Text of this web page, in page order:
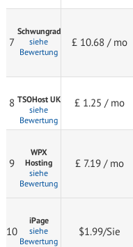
7
Schwungrad
siehe
Bewertung
£ 10.68 / mo
8 TSOHost UK
siehe
Bewertung
£ 1.25 / mo
9
WPX
Hosting
siehe
Bewertung
£ 7.19 / mo
10
iPage
siehe
Bewertung
$1.99/Sie